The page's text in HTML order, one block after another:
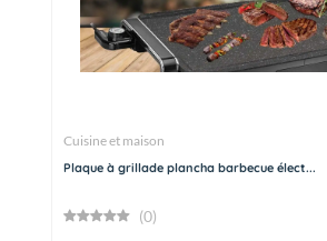
Cuisine et maison
Plaque à grillade plancha barbecue élect...
(0)